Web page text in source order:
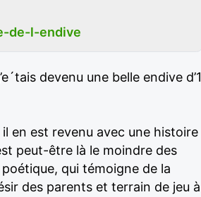
de-l-endive
devenu une belle endive d’1
en est revenu avec une histoire
peut-être là le moindre des
qui témoigne de la
des parents et terrain de jeu à